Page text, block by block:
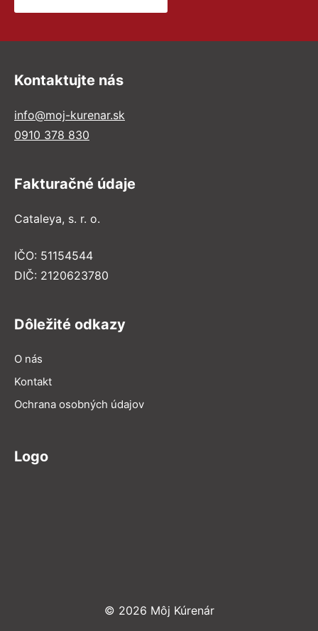
Kontaktujte nás
info@moj-kurenar.sk
0910 378 830
Fakturačné údaje
Cataleya, s. r. o.
IČO: 51154544
DIČ: 2120623780
Dôležité odkazy
O nás
Kontakt
Ochrana osobných údajov
Logo
© 2026 Môj Kúrenár